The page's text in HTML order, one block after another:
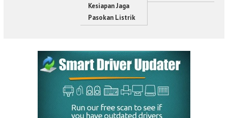
Kesiapan Jaga
Pasokan Listrik